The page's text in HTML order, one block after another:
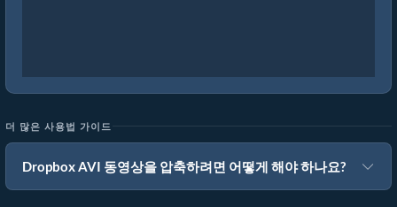
더 많은 사용법 가이드
Dropbox AVI 동영상을 압축하려면 어떻게 해야 하나요?